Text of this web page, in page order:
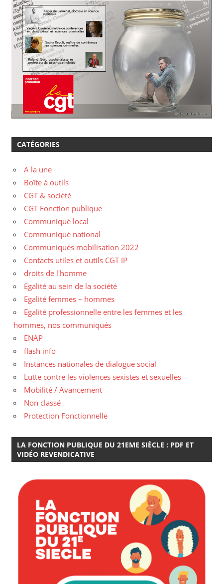
CATÉGORIES
A la une
Boîte à outils
CGT & société
CGT Fonction publique
Communiqué local
Communiqué national
Communiqués mobilisation 2022
Contacts utiles et outils CGT IP
droits de l'homme
Egalité au sein de la société
Egalité femmes – hommes
Egalité professionnelle entre les femmes et les
hommes, nos communiqués
ENAP
flash info
Instances nationales de dialogue social
Lutte contre les violences sexistes et sexuelles
Mobilité / Avancement
Non classé
Protection Fonctionnelle
LA FONCTION PUBLIQUE DU 21EME SIÈCLE : PDF ET
VIDÉO REVENDICATIVE